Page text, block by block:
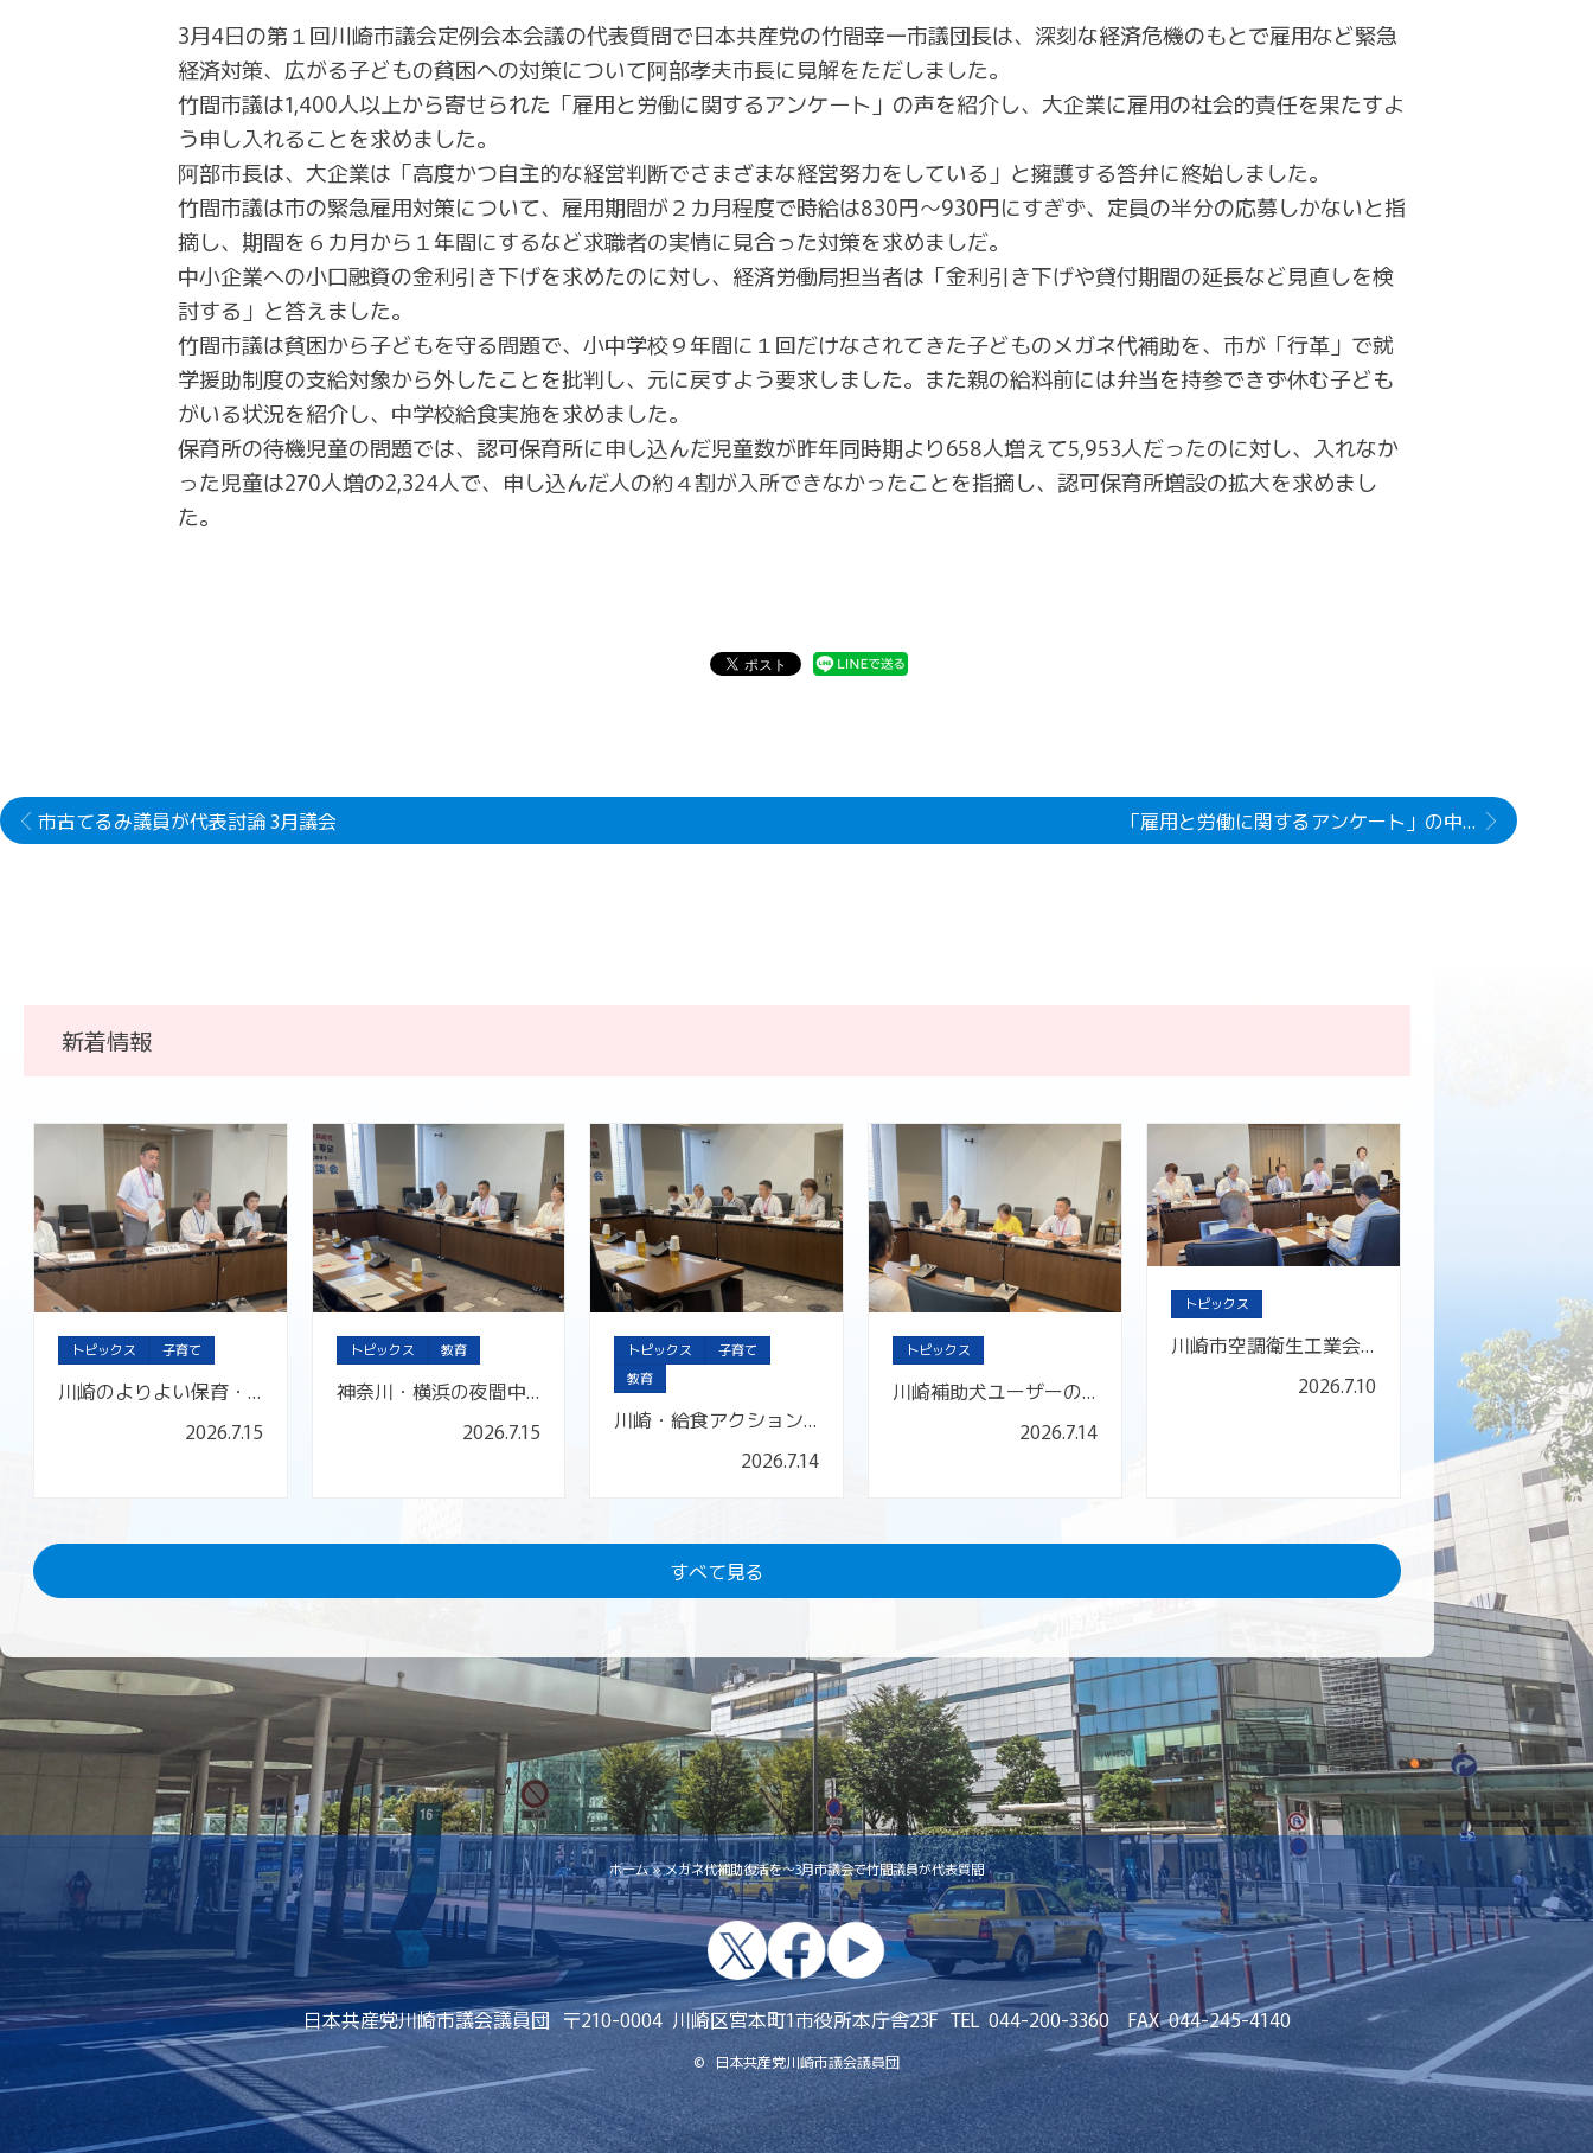
3月4日の第１回川崎市議会定例会本会議の代表質問で日本共産党の竹間幸一市議団長は、深刻な経済危機のもとで雇用など緊急
経済対策、広がる子どもの貧困への対策について阿部孝夫市長に見解をただしました。
竹間市議は1,400人以上から寄せられた「雇用と労働に関するアンケート」の声を紹介し、大企業に雇用の社会的責任を果たすよ
う申し入れることを求めました。
阿部市長は、大企業は「高度かつ自主的な経営判断でさまざまな経営努力をしている」と擁護する答弁に終始しました。
竹間市議は市の緊急雇用対策について、雇用期間が２カ月程度で時給は830円～930円にすぎず、定員の半分の応募しかないと指
摘し、期間を６カ月から１年間にするなど求職者の実情に見合った対策を求めましだ。
中小企業への小口融資の金利引き下げを求めたのに対し、経済労働局担当者は「金利引き下げや貸付期間の延長など見直しを検
討する」と答えました。
竹間市議は貧困から子どもを守る問題で、小中学校９年間に１回だけなされてきた子どものメガネ代補助を、市が「行革」で就
学援助制度の支給対象から外したことを批判し、元に戻すよう要求しました。また親の給料前には弁当を持参できず休む子ども
がいる状況を紹介し、中学校給食実施を求めました。
保育所の待機児童の問題では、認可保育所に申し込んだ児童数が昨年同時期より658人増えて5,953人だったのに対し、入れなか
った児童は270人増の2,324人で、申し込んだ人の約４割が入所できなかったことを指摘し、認可保育所増設の拡大を求めまし
た。
市古てるみ議員が代表討論 3月議会 「雇用と労働に関するアンケート」の中間集計
新着情報
トピックス 子育て
川崎のよりよい保育・子育てを考える会と懇談しました
2026.7.15
トピックス 教育
神奈川・横浜の夜間中学を考える会と懇談しました
2026.7.15
トピックス
子育て
教育
川崎・給食アクション実行委員会と懇談しました
2026.7.14
トピックス
川崎補助犬ユーザーの会と懇談しました。
2026.7.14
トピックス
川崎市空調衛生工業会と懇談しました。
2026.7.10
すべて見る
ホーム»メガネ代補助復活を～3月市議会で竹間議員が代表質間
x facebookyoutube
日本共産党川崎市議会議員団 〒210-0004 川崎区宮本町1市役所本庁舎23F TEL 044-200-3360 FAX 044-245-4140
© 日本共産党川崎市議会議員団